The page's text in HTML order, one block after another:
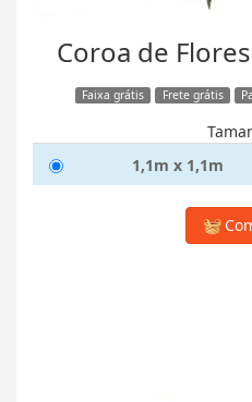
Coroa de
Faixa grátis Frete grátis
1,1m x 1,1m